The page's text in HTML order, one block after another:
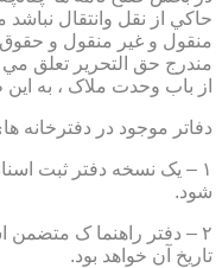
حاكي از نقل وانتقال
منقول و غير منقول و
مندرج حق التحرير تعلق مي
از باب وحدت ملاک ، به
دفاتر موجود در دفترخانه
۱ – یک نسخه دفتر ثبت
شود.
۲ – دفتر راهنما ک
تاریخ آن خواهد بود.